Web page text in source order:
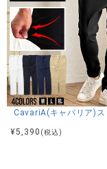
CavariA(キャバリア)
¥5,390 (税込)